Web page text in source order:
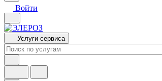
Войти
Услуги сервиса